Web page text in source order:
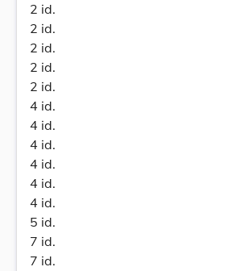
2 id.
2 id.
2 id.
2 id.
2 id.
4 id.
4 id.
4 id.
4 id.
4 id.
4 id.
5 id.
7 id.
7 id.